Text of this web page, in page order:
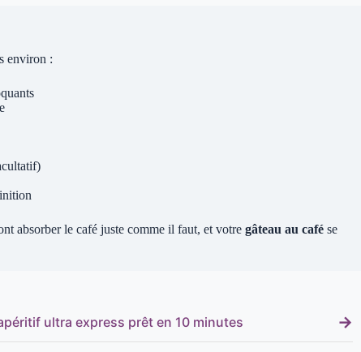
environ :
absorber le café juste comme il faut, et votre gâteau au café se
ultra express prêt en 10 minutes →